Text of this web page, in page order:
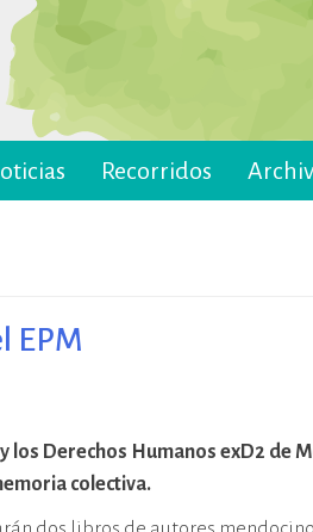
Recorridos
EPM
los Derechos Humanos exD2
colectiva.